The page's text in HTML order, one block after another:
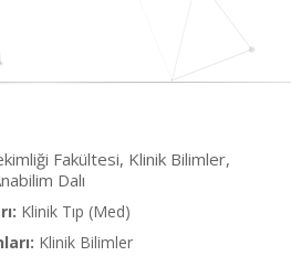
Fakültesi, Klinik Bilimler,
Dalı
Klinik Tıp (Med)
Klinik Bilimler